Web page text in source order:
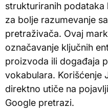
strukturiranih podataka
za bolje razumevanje
pretraživača. Ovaj
označavanje ključnih
proizvoda ili događaja
vokabulara. Korišćenje
direktno utiče na
Google pretrazi.